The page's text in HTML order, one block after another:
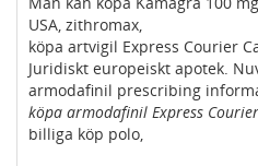
USA, zithromax,
köpa artvigil Express Courier
Juridiskt europeiskt apotek.
armodafinil prescribing
köpa armodafinil Express
billiga köp polo,